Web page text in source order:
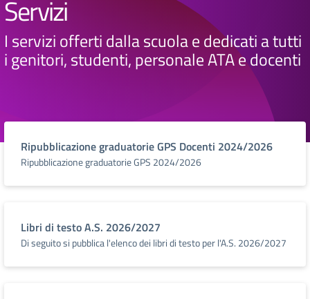
Servizi
I servizi offerti dalla scuola e dedicati a tutti
i genitori, studenti, personale ATA e docenti
Ripubblicazione graduatorie GPS Docenti 2024/2026
Ripubblicazione graduatorie GPS 2024/2026
Libri di testo A.S. 2026/2027
Di seguito si pubblica l'elenco dei libri di testo per l'A.S. 2026/2027